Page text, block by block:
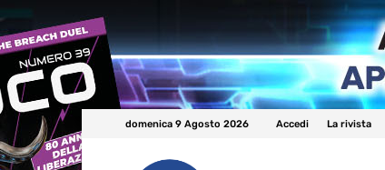
domenica 9 Agosto 2026 Accedi La rivista